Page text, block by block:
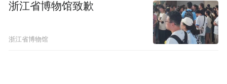
浙江省博物馆致歉
浙江省博物馆